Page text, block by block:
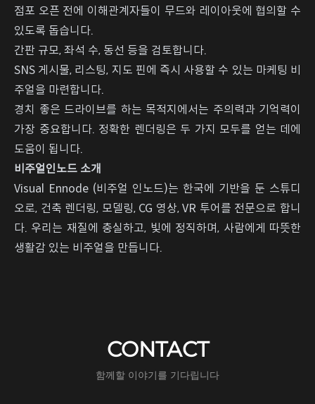
점포 오픈 전에 이해관계자들이 무드와 레이아웃에 협의할 수
있도록 돕습니다.
간판 규모, 좌석 수, 동선 등을 검토합니다.
SNS 게시물, 리스팅, 지도 핀에 즉시 사용할 수 있는 마케팅 비
주얼을 마련합니다.
경치 좋은 드라이브를 하는 목적지에서는 주의력과 기억력이
가장 중요합니다. 정확한 렌더링은 두 가지 모두를 얻는 데에
도움이 됩니다.
비주얼인노드 소개
Visual Ennode (비주얼 인노드)는 한국에 기반을 둔 스튜디
오로, 건축 렌더링, 모델링, CG 영상, VR 투어를 전문으로 합니
다. 우리는 재질에 충실하고, 빛에 정직하며, 사람에게 따뜻한
생활감 있는 비주얼을 만듭니다.
CONTACT
함께할 이야기를 기다립니다